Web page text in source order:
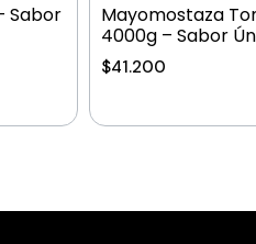
Sabor
Mayomostaza
4000g – Sabor
$41.200